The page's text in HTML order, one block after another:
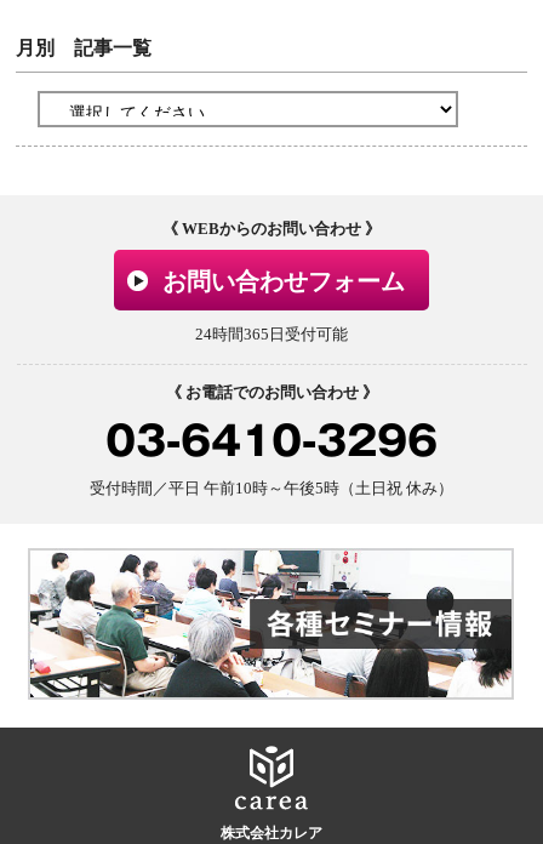
月別 記事一覧
《 WEBからのお問い合わせ 》
お問い合わせフォーム
24時間365日受付可能
《 お電話でのお問い合わせ 》
03-6410-3296
受付時間／平日 午前10時～午後5時（土日祝 休み）
株式会社カレア